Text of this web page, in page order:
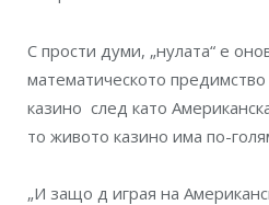
С прости думи, „нулата“ е
математическото
казино след като
то живото казино има по-
„И защо д играя на